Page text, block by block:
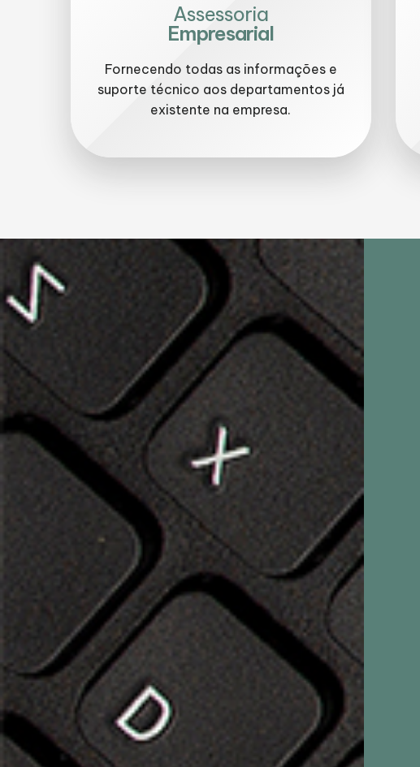
Assessoria
Empresarial
Fornecendo todas as informações e
suporte técnico aos departamentos já
existente na empresa.